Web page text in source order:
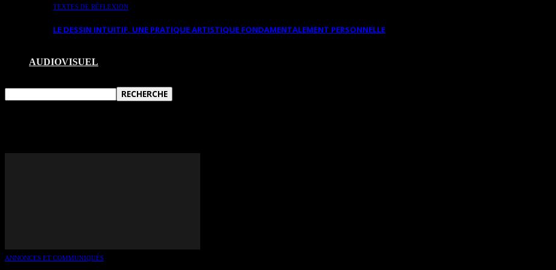
TEXTES DE RÉFLEXION
LE DESSIN INTUITIF. UNE PRATIQUE ARTISTIQUE FONDAMENTALEMENT PERSONNELLE
AUDIOVISUEL
ANNONCES ET COMMUNIQUÉS